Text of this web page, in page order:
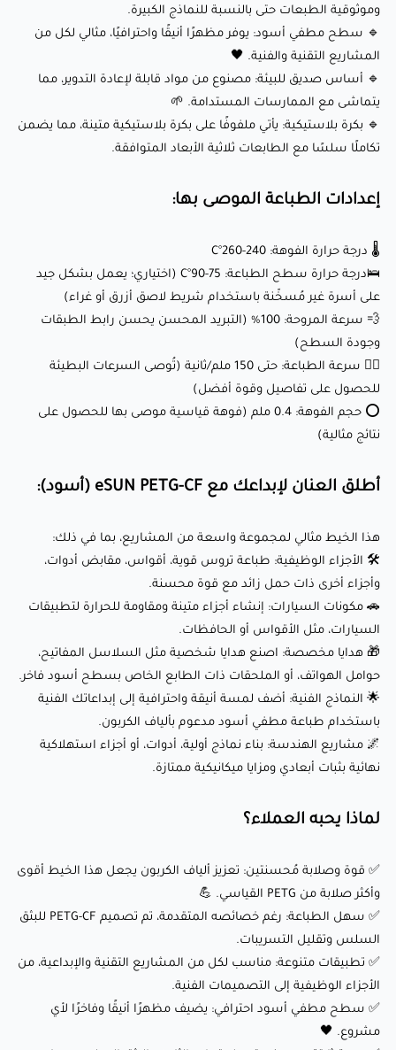
⭕ حجم الفوهة: 0.4 ملم (فوهة قياسية موصى بها للحصول على
نتائج مثالية)
أطلق العنان لإبداعك مع eSUN PETG-CF (أسود):
هذا الخيط مثالي لمجموعة واسعة من المشاريع، بما في ذلك:
🛠️ الأجزاء الوظيفية: طباعة تروس قوية، أقواس، مقابض أدوات،
🚗 مكونات السيارات: إنشاء أجزاء متينة ومقاومة للحرارة
لتطبيقات السيارات، مثل الأقواس أو الحافظات.
🎁 هدايا مخصصة: اصنع هدايا شخصية مثل السلاسل المفاتيح،
حوامل الهواتف، أو الملحقات ذات الطابع الخاص بسطح أسود
فاخر.
🌟 النماذج الفنية: أضف لمسة أنيقة واحترافية إلى إبداعاتك الفنية
باستخدام طباعة مطفي أسود مدعوم بألياف الكربون.
🌌 مشاريع الهندسة: بناء نماذج أولية، أدوات، أو أجزاء استهلاكية
لماذا يحبه العملاء؟
✅ قوة وصلابة مُحسنتين: تعزيز ألياف الكربون يجعل هذا الخيط
✅ سهل الطباعة: رغم خصائصه المتقدمة، تم تصميم PETG-CF
للبثق السلس وتقليل التسريبات.
✅ تطبيقات متنوعة: مناسب لكل من المشاريع التقنية والإبداعية،
من الأجزاء الوظيفية إلى التصميمات الفنية.
✅ سطح مطفي أسود احترافي: يضيف مظهرًا أنيقًا وفاخرًا لأي
✅ جودة ثابتة: معروف بتحمل قطره الثابت والبثق السلس، مما
✅ مقاومة كيميائية وحرارية: مثالي للاستخدام في البيئات القاسية
أو التطبيقات التي تتطلب متانة. 🧪
مع معظم الطابعات ثلاثية الأبعاد دون الحاجة إلى محولات إضافية.
ختامًا:
وموثوقية الطبعات حتى بالنسبة للنماذج الكبيرة.
🔹 سطح مطفي أسود: يوفر مظهرًا أنيقًا واحترافيًا، مثالي لكل من
المشاريع التقنية والفنية. 🖤
🔹 أساس صديق للبيئة: مصنوع من مواد قابلة لإعادة التدوير، مما
يتماشى مع الممارسات المستدامة. 🌱
🔹 بكرة بلاستيكية: يأتي ملفوفًا على بكرة بلاستيكية متينة، مما يضمن
تكاملًا سلسًا مع الطابعات ثلاثية الأبعاد المتوافقة.
إعدادات الطباعة الموصى بها:
🌡️ درجة حرارة الفوهة: 240-260°C
🛌درجة حرارة سطح الطباعة: 75-90°C (اختياري؛ يعمل بشكل جيد
على أسرة غير مُسخّنة باستخدام شريط لاصق أزرق أو غراء)
💨 سرعة المروحة: 100% (التبريد المحسن يحسن رابط الطبقات
وجودة السطح)
🏃‍♂️ سرعة الطباعة: حتى 150 ملم/ثانية (تُوصى السرعات البطيئة
للحصول على تفاصيل وقوة أفضل)
⭕ حجم الفوهة: 0.4 ملم (فوهة قياسية موصى بها للحصول على
نتائج مثالية)
أطلق العنان لإبداعك مع eSUN PETG-CF (أسود):
هذا الخيط مثالي لمجموعة واسعة من المشاريع، بما في ذلك:
🛠️ الأجزاء الوظيفية: طباعة تروس قوية، أقواس، مقابض أدوات،
وأجزاء أخرى ذات حمل زائد مع قوة محسنة.
🚗 مكونات السيارات: إنشاء أجزاء متينة ومقاومة للحرارة لتطبيقات
السيارات، مثل الأقواس أو الحافظات.
🎁 هدايا مخصصة: اصنع هدايا شخصية مثل السلاسل المفاتيح،
حوامل الهواتف، أو الملحقات ذات الطابع الخاص بسطح أسود فاخر.
🌟 النماذج الفنية: أضف لمسة أنيقة واحترافية إلى إبداعاتك الفنية
باستخدام طباعة مطفي أسود مدعوم بألياف الكربون.
🌌 مشاريع الهندسة: بناء نماذج أولية، أدوات، أو أجزاء استهلاكية
نهائية بثبات أبعادي ومزايا ميكانيكية ممتازة.
لماذا يحبه العملاء؟
✅ قوة وصلابة مُحسنتين: تعزيز ألياف الكربون يجعل هذا الخيط أقوى
وأكثر صلابة من PETG القياسي. 💪
✅ سهل الطباعة: رغم خصائصه المتقدمة، تم تصميم PETG-CF للبثق
السلس وتقليل التسريبات.
✅ تطبيقات متنوعة: مناسب لكل من المشاريع التقنية والإبداعية، من
الأجزاء الوظيفية إلى التصميمات الفنية.
✅ سطح مطفي أسود احترافي: يضيف مظهرًا أنيقًا وفاخرًا لأي
مشروع. 🖤